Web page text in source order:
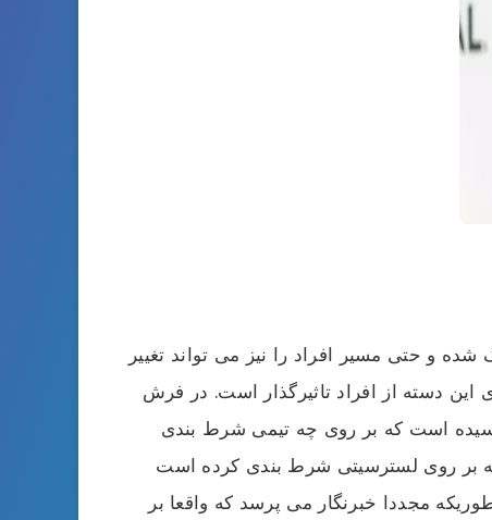
و حتی مسیر افراد را نیز می تواند تغییر
دسته از افراد تاثیرگذار است. در فرش
است که بر روی چه تیمی شرط بندی
بر روی لسترسیتی شرط بندی کرده است
مجددا خبرنگار می پرسد که واقعا بر